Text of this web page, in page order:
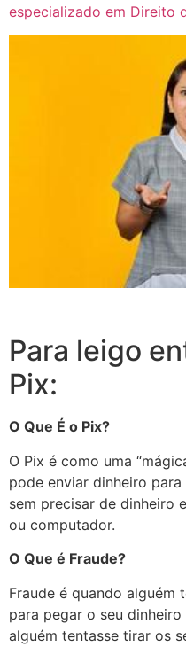
especializado em Direito
Para leigo
Pix:
O Que É o Pix?
O Pix é como uma
pode enviar dinheiro
sem precisar de dinheiro
ou computador.
O Que é Fraude?
Fraude é quando alguém
para pegar o seu
alguém tentasse tirar os